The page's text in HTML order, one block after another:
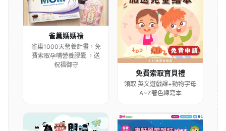
雀巢媽媽禮
雀巢1000天營養計畫，免
費索取孕哺營養膠囊 ，送
祝福御守
免費索取寶貝禮
領取 英文遊戲課+動物字母
A~Z著色練寫本